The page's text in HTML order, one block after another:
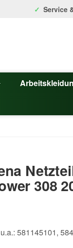
Service
308
581145101,